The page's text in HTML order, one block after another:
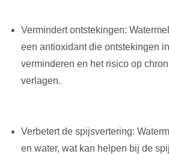
Vermindert ontstekingen:
een antioxidant die ontstekingen
verminderen en het risico op
verlagen.
Verbetert de spijsvertering:
en water, wat kan helpen bij de